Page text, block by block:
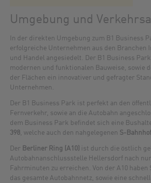
Umgebung und
In der direkten Umgebung zum B1 Business
erfolgreiche Unternehmen aus den Branchen
und Handel angesiedelt. Der B1 Business
modernen und funktionalen Bauweise, sowie
der Flächen ein innovativer und gefragter
Unternehmen.
Der B1 Business Park ist perfekt an den
Fernverkehr, sowie an die Autobahn
dem Business Park befindet sich eine
398, welche auch den nahgelegenen S-
Der Berliner Ring (A10) ist durch die östlich
Autobahnanschlussstelle Hellersdorf nach
Fahrminuten zu erreichen. Von der A10 haben
das gesamte Autobahnnetz, sowie eine